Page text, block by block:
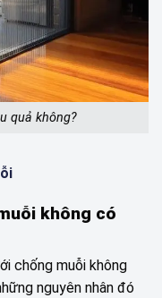
quả không?
không có
chống muỗi không
nguyên nhân đó